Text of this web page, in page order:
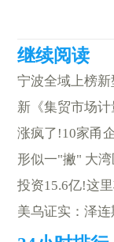
宁波全域上榜
新《集贸市场
涨疯了!10家甬
形似一"撇" 大
投资15.6亿!这
美乌证实：泽